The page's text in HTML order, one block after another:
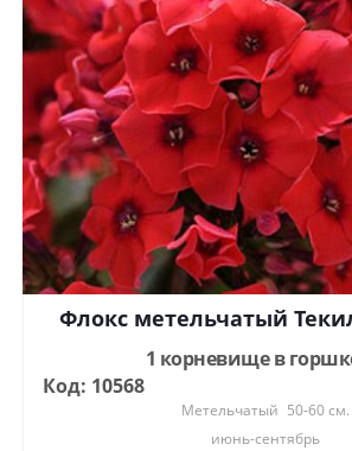
Флокс метельчатый
1 корневище в
Код: 10568
Метельчатый 50-60 см.
июнь-сентябрь